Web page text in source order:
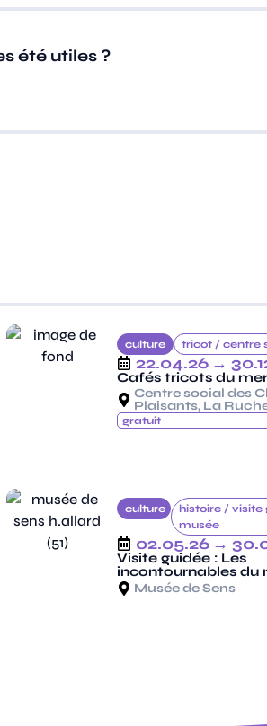
été utiles ?
culture tricot / centre
22.04.26 →
Cafés tricots du
Centre social des
Plaisants, La
gratuit
culture histoire /visite
musée
02.05.26 →
Visite guidée : Les
incontournables du
Musée de Sens